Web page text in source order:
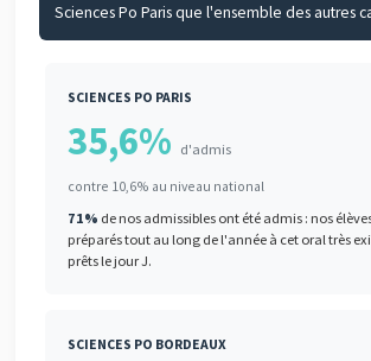
Sciences Po Paris que l'ensemble des autres
SCIENCES PO PARIS
35,6% d'admis
contre 10,6% au niveau national
71% de nos admissibles ont été admis : nos
préparés tout au long de l'année à cet oral très
prêts le jour J.
SCIENCES PO BORDEAUX